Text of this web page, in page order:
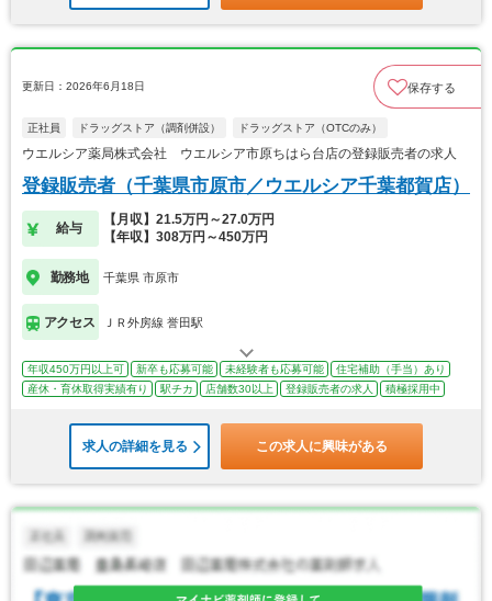
更新日：2026年6月18日 保存する
正社員 ドラッグストア（調剤併設） ドラッグストア（OTCのみ）
ウエルシア薬局株式会社 ウエルシア市原ちはら台店の登録販売者の求人
登録販売者（千葉県市原市／ウエルシア千葉都賀店）
給与
【月収】21.5万円～27.0万円
【年収】308万円～450万円
勤務地 千葉県 市原市
アクセス ＪＲ外房線 誉田駅
年収450万円以上可 新卒も応募可能 未経験者も応募可能
住宅補助（手当）あり
産休・育休取得実績有り
駅チカ 店舗数30以上 登録販売者の求人 積極採用中
求人の詳細を見る この求人に興味がある